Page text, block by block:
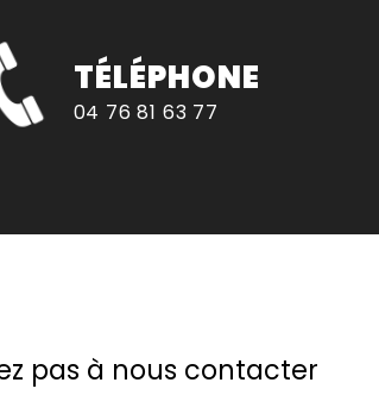
TÉLÉPHONE
04 76 81 63 77
pas à nous contacter